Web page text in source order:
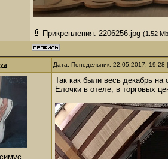
Прикрепления: 2206256.jpg (1.52
Дата: Понедельник, 22.05.2017,
Так как были весь декабрь
Елочки в отеле, в торговых